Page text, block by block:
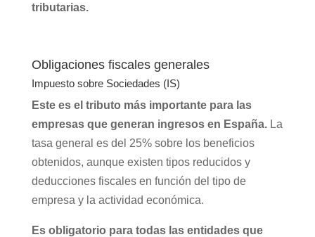
tributarias.
Obligaciones fiscales generales
Impuesto sobre Sociedades (IS)
Este es el tributo más importante para las
empresas que generan ingresos en España. La
tasa general es del 25% sobre los beneficios
obtenidos, aunque existen tipos reducidos y
deducciones fiscales en función del tipo de
empresa y la actividad económica.
Es obligatorio para todas las entidades que